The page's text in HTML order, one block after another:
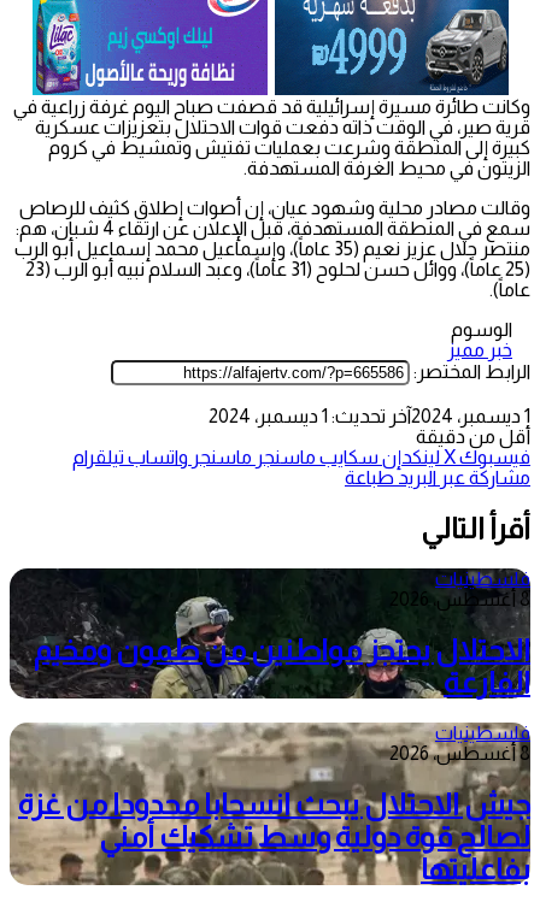
وكانت طائرة مسيرة إسرائيلية قد قصفت صباح اليوم غرفة زراعية في
قرية صير، في الوقت ذاته دفعت قوات الاحتلال بتعزيزات عسكرية
كبيرة إلى المنطقة وشرعت بعمليات تفتيش وتمشيط في كروم
الزيتون في محيط الغرفة المستهدفة.
وقالت مصادر محلية وشهود عيان، إن أصوات إطلاق كثيف للرصاص
سمع في المنطقة المستهدفة، قبل الإعلان عن ارتقاء 4 شبان، هم:
منتصر جلال عزيز نعيم (35 عاماً)، وإسماعيل محمد إسماعيل أبو الرب
(25 عاماً)، ووائل حسن لحلوح (31 عاماً)، وعبد السلام نبيه أبو الرب (23
عاماً).
الوسوم
خبر مميز
الرابط المختصر:
1 ديسمبر، 2024
آخر تحديث: 1 ديسمبر، 2024
أقل من دقيقة
فيسبوك‫Xلينكدإن سكايب ماسنجر ماسنجر واتساب تيلقرام
مشاركة عبر البريد طباعة
أقرأ التالي
فلسطينيات
8 أغسطس، 2026
الاحتلال يحتجز مواطنين من طمون ومخيم
الفارعة
فلسطينيات
8 أغسطس، 2026
جيش الاحتلال يبحث انسحابا محدودا من غزة
لصالح قوة دولية وسط تشكيك أمني
بفاعليتها